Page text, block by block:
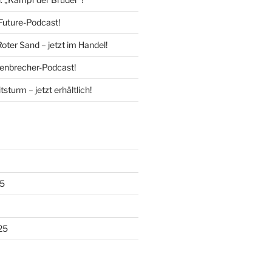
Podcast!
Sand – jetzt im Handel!
Podcast!
– jetzt erhältlich!